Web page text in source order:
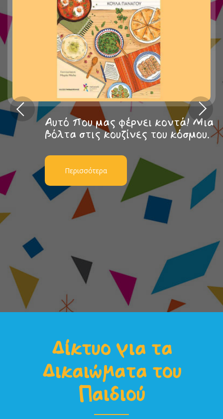
Αυτό που μας φέρνει κοντά! Μια
βόλτα στις κουζίνες του κόσμου.
Περισσότερα
Δίκτυο για τα
Δικαιώµατα του
Παιδιού